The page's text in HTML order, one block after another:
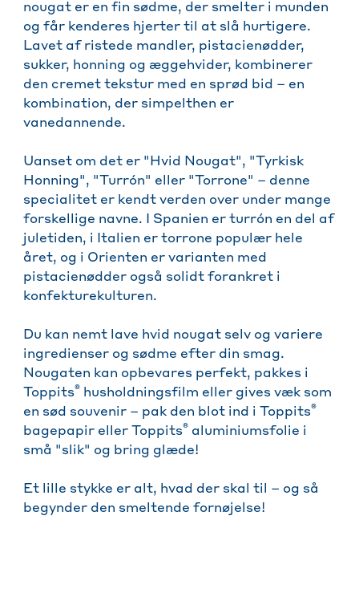
nougat er en fin sødme, der smelter i munden
og får kenderes hjerter til at slå hurtigere.
Lavet af ristede mandler, pistacienødder,
sukker, honning og æggehvider, kombinerer
den cremet tekstur med en sprød bid – en
kombination, der simpelthen er
vanedannende.
Uanset om det er "Hvid Nougat", "Tyrkisk
Honning", "Turrón" eller "Torrone" – denne
specialitet er kendt verden over under mange
forskellige navne. I Spanien er turrón en del af
juletiden, i Italien er torrone populær hele
året, og i Orienten er varianten med
pistacienødder også solidt forankret i
konfekturekulturen.
Du kan nemt lave hvid nougat selv og variere
ingredienser og sødme efter din smag.
Nougaten kan opbevares perfekt, pakkes i
Toppits® husholdningsfilm eller gives væk som
en sød souvenir – pak den blot ind i Toppits®
bagepapir eller Toppits® aluminiumsfolie i
små "slik" og bring glæde!
Et lille stykke er alt, hvad der skal til – og så
begynder den smeltende fornøjelse!